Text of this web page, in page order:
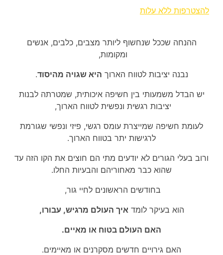
להצטרפות ללא עלות
ההנחה שככל שנחשוף ליותר מצבים, כלבים, אנשים
ומקומות,
נבנה יציבות לטווח הארוך היא שגויה מהיסוד.
יש הבדל משמעותי בין חשיפה איכותית, שמטרתה לבנות
יציבות רגשית ונפשית לטווח הארוך,
לעומת חשיפה שמייצרת עומס רגשי, פיזי ונפשי שגורמת
לרגישות יתר בטווח הארוך.
ורוב בעלי הגורים לא יודעים מתי הם חוצים את הקו הזה עד
שהוא כבר מאחוריהם והבעיות החלו.
בחודשים הראשונים לחיי גור,
הוא בעיקר לומדאיך העולם מרגיש, עבורו,
האם העולם בטוח או מאיים.
האם גירויים חדשים מסקרנים או מאיימים.